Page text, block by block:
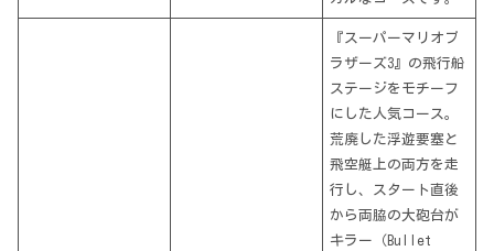
『スーパーマリオブ
ラザーズ3』の飛行船
ステージをモチーフ
にした人気コース​。
荒廃した浮遊要塞と
飛空艇上の両方を走
行し、スタート直後
から両脇の大砲台が
キラー（Bullet